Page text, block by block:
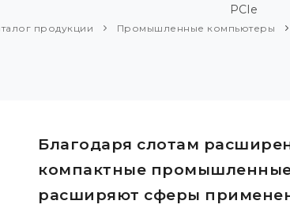
PCIe
продукции Промышленные компьютеры
Благодаря слотам
компактные
расширяют сферы